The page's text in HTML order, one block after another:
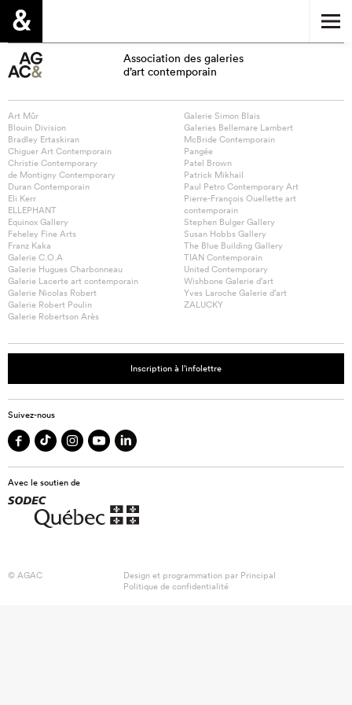
Association des galeries
d’art contemporain
Art Mûr
Blouin Division
Bradley Ertaskiran
Chiguer Art Contemporain
Christie Contemporary
de Montigny Contemporary
Duran Contemporain
Eli Kerr
ELLEPHANT
Equinox Gallery
Feheley Fine Arts
Franz Kaka
Galerie C.O.A
Galerie Hugues Charbonneau
Galerie Lacerte art contemporain
Galerie Nicolas Robert
Galerie Robert Poulin
Galerie Robertson Arès
Galerie Simon Blais
Galeries Bellemare Lambert
McBride Contemporain
Pangée
Patel Brown
Patrick Mikhail
Paul Petro Contemporary Art
Pierre-François Ouellette art
contemporain
Stephen Bulger Gallery
Susan Hobbs Gallery
The Blue Building Gallery
TIAN Contemporain
United Contemporary
Wishbone Galerie d’art
Yves Laroche Galerie d’art
ZALUCKY
Inscription à l’infolettre
Suivez-nous
Avec le soutien de
© AGAC Design et programmation par Principal
Politique de confidentialité